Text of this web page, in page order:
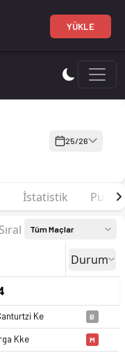
Grup 4'de 15.
25/26
İstatistik Puan
Tüm Maçlar
Durum
Ke B
Kke M
YÜKLE